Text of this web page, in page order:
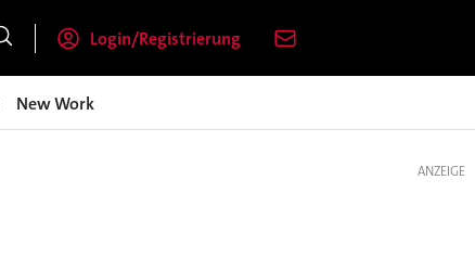
Login/Registrierung
New Work
ANZEIGE